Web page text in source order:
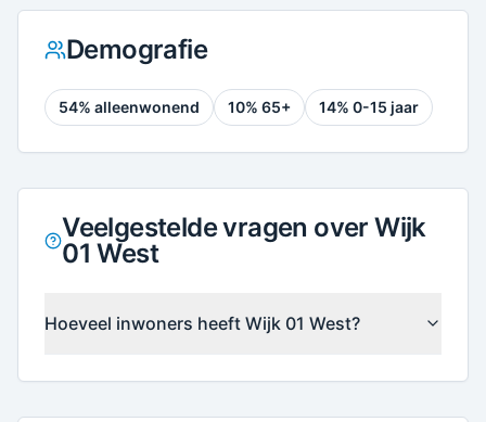
Demografie
54% alleenwonend 10% 65+ 14% 0-15 jaar
Veelgestelde vragen over Wijk
01 West
Hoeveel inwoners heeft Wijk 01 West?